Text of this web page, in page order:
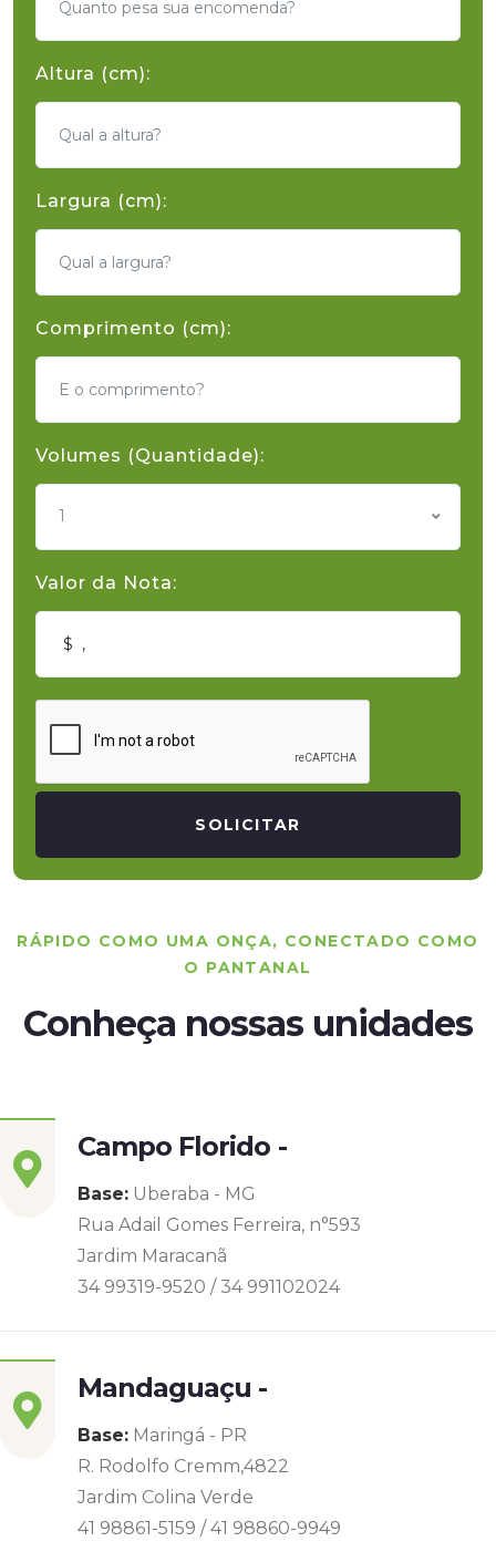
Altura (cm):
Largura (cm):
Comprimento (cm):
Volumes (Quantidade):
1
Valor da Nota:
SOLICITAR
RÁPIDO COMO UMA ONÇA, CONECTADO COMO
O PANTANAL
Conheça nossas unidades
Campo Florido -
Base: Uberaba - MG
Rua Adail Gomes Ferreira, n°593
Jardim Maracanã
34 99319-9520 / 34 991102024
Mandaguaçu -
Base: Maringá - PR
R. Rodolfo Cremm,4822
Jardim Colina Verde
41 98861-5159 / 41 98860-9949